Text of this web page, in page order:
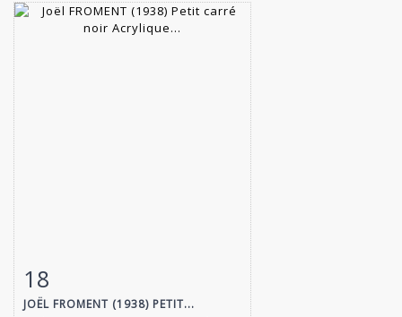
Fiche détaillée
18
JOËL FROMENT (1938) PETIT...